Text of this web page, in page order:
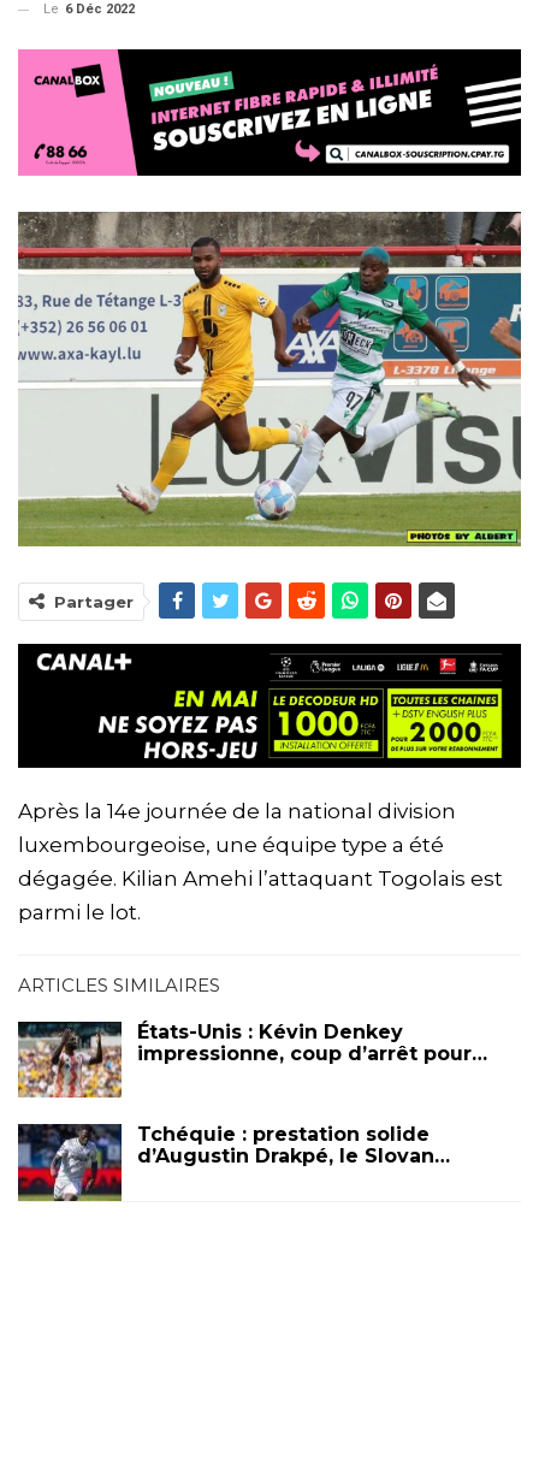
Le 6 Déc 2022
Partager
Après la 14e journée de la national division
luxembourgeoise, une équipe type a été
dégagée. Kilian Amehi l’attaquant Togolais est
parmi le lot.
ARTICLES SIMILAIRES
États-Unis : Kévin Denkey
impressionne, coup d’arrêt pour…
Tchéquie : prestation solide
d’Augustin Drakpé, le Slovan…